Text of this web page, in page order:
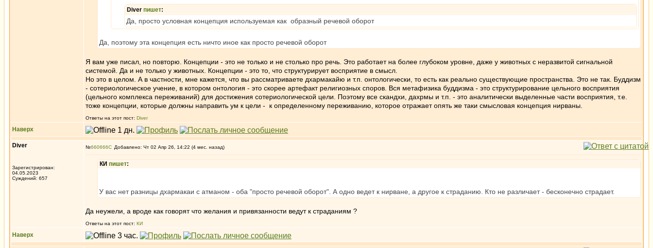
Diver пишет:
Да, просто условная концепция используемая как образный речевой оборот
Да, поэтому эта концепция есть ничто иное как просто речевой оборот
Я вам уже писал, но повторю. Концепции - это не только и не столько про речь. Это работает на более глубоком уровне, даже у животных с неразвитой сигнальной
системой. Да и не только у животных. Концепции - это то, что структурирует восприятие в смысл.
Но это в целом. А в частности, мне кажется, что вы рассматриваете дхармакайю и т.п. онтологически, то есть как реально существующие пространства. Это не так. Буддизм
- сотериологическое учение, в котором онтология - это скорее артефакт религиозных споров. Вся метафизика буддизма - это структурирование цельного восприятия
(цельного комплекса переживаний) для достижения сотериологической цели. Поэтому все скандхи, дахрмы и т.п. - это аналитически выделенные части восприятия, т.е.
тоже концепции, которые должны направить ум к цели - к определенному переживанию, которое отражает опять же таки смысловая концепция нирваны.
Ответы на этот пост: Diver
Наверх
Diver
Зарегистрирован:
04.05.2023
Суждений: 657
№660666 Добавлено: Чт 02 Апр 26, 14:22 (4 мес. назад)
КИ пишет:
У вас нет разницы дхармакаи с атманом - оба "просто речевой оборот". А одно ведет к нирване, а другое к страданию. Кто не различает - бесконечно страдает.
Да неужели, а вроде как говорят что желания и привязанности ведут к страданиям ?
Ответы на этот пост: КИ
Наверх